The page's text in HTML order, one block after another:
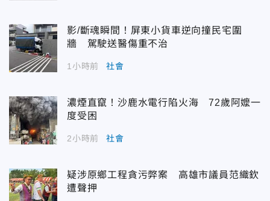
影/斷魂瞬間！屏東小貨車逆向撞民宅圍
牆 駕駛送醫傷重不治
1小時前 社會
濃煙直竄！沙鹿水電行陷火海 72歲阿嬤一
度受困
2小時前 社會
疑涉原鄉工程貪污弊案 高雄市議員范織欽
遭聲押